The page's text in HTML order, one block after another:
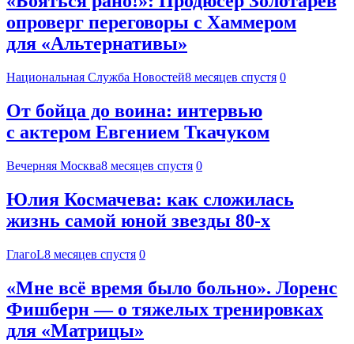
опроверг переговоры с Хаммером
для «Альтернативы»
Национальная Служба Новостей8 месяцев спустя 0
От бойца до воина: интервью
с актером Евгением Ткачуком
Вечерняя Москва8 месяцев спустя 0
Юлия Космачева: как сложилась
жизнь самой юной звезды 80-х
ГлагоL8 месяцев спустя 0
«Мне всё время было больно». Лоренс
Фишберн — о тяжелых тренировках
для «Матрицы»